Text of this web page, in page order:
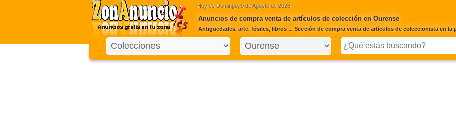
Hoy es Domingo, 9 de Agosto de 2026
Anuncios de compra venta de artículos de colección en Ourense
Antiguedades, arte, fósiles, libros ... Sección de compra venta de artículos de coleccionista en la